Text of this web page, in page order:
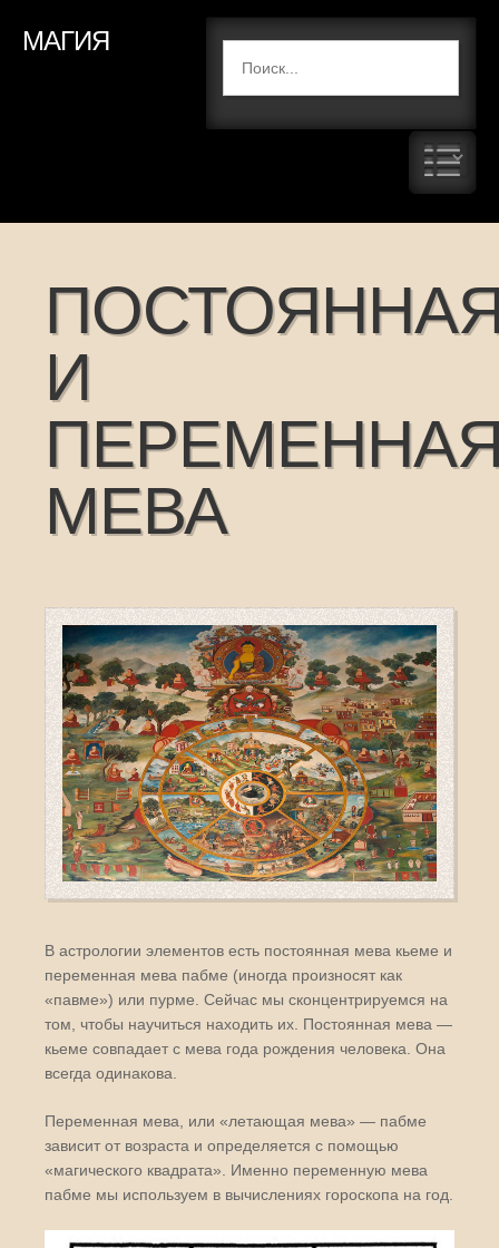
МАГИЯ
И
МЕВА
В астрологии элементов есть постоянная мева кьеме и
переменная мева пабме (иногда произносят как
«павме») или пурме. Сейчас мы сконцентрируемся на
том, чтобы научиться находить их. Постоянная мева —
кьеме совпадает с мева года рождения человека. Она
всегда одинакова.
Переменная мева, или «летающая мева» — пабме
зависит от возраста и определяется с помощью
«магического квадрата». Именно переменную мева
пабме мы используем в вычислениях гороскопа на год.